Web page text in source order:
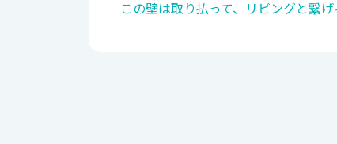
この壁は取り払って、リビングと繋